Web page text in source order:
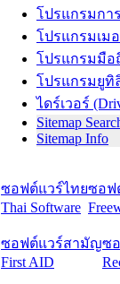
โปรแกรมกา
โปรแกรมเม
โปรแกรมมือ
โปรแกรมยูทิ
ไดร์เวอร์
Sitemap
Sitemap Info
ซอฟต์แวร์ไทย
Thai Software
ซอฟ
ซอฟต์แวร์สามัญ
First AID
ซ